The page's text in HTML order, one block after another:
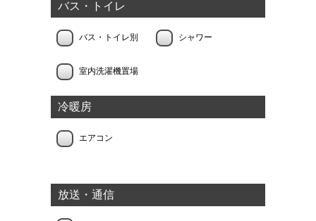
バス・トイレ
バス・トイレ別 シャワー
室内洗濯機置場
冷暖房
エアコン
放送・通信